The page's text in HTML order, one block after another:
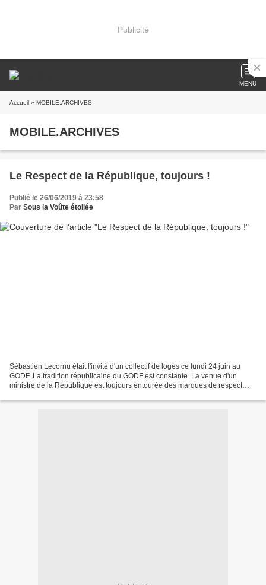
Publicité
MENU
Accueil » MOBILE.ARCHIVES
MOBILE.ARCHIVES
Le Respect de la République, toujours !
Publié le 26/06/2019 à 23:58
Par Sous la Voûte étoilée
Sébastien Lecornu était l'invité d'un collectif de loges ce lundi 24 juin au
GODF. La tradition républicaine du GODF est constante. La venue d'un
ministre de la République est toujours entourée des marques de respect